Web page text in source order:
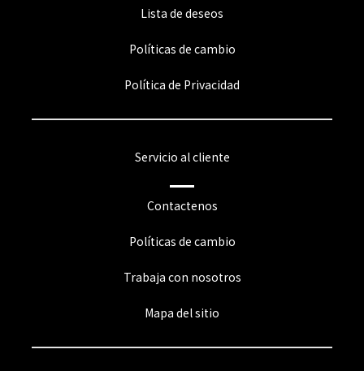
Lista de deseos
Políticas de cambio
Política de Privacidad
Servicio al cliente
Contactenos
Políticas de cambio
Trabaja con nosotros
Mapa del sitio